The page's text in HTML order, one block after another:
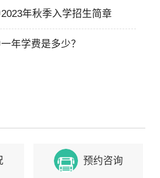
年秋季入学招生简章
年学费是多少？
预约咨询